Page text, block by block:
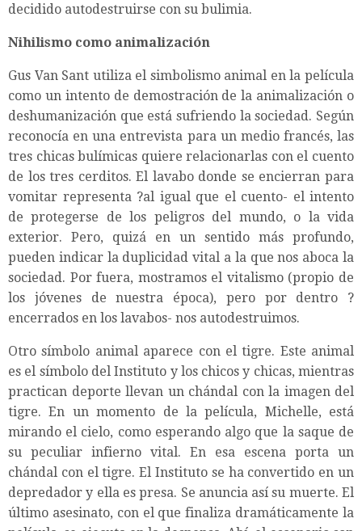
decidido autodestruirse con su bulimia.
Nihilismo como animalización
Gus Van Sant utiliza el simbolismo animal en la película
como un intento de demostración de la animalización o
deshumanización que está sufriendo la sociedad. Según
reconocía en una entrevista para un medio francés, las
tres chicas bulímicas quiere relacionarlas con el cuento
de los tres cerditos. El lavabo donde se encierran para
vomitar representa ?al igual que el cuento- el intento
de protegerse de los peligros del mundo, o la vida
exterior. Pero, quizá en un sentido más profundo,
pueden indicar la duplicidad vital a la que nos aboca la
sociedad. Por fuera, mostramos el vitalismo (propio de
los jóvenes de nuestra época), pero por dentro ?
encerrados en los lavabos- nos autodestruimos.
Otro símbolo animal aparece con el tigre. Este animal
es el símbolo del Instituto y los chicos y chicas, mientras
practican deporte llevan un chándal con la imagen del
tigre. En un momento de la película, Michelle, está
mirando el cielo, como esperando algo que la saque de
su peculiar infierno vital. En esa escena porta un
chándal con el tigre. El Instituto se ha convertido en un
depredador y ella es presa. Se anuncia así su muerte. El
último asesinato, con el que finaliza dramáticamente la